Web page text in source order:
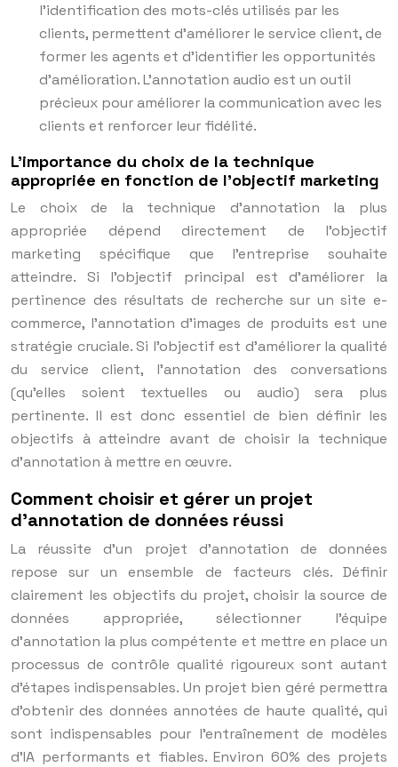
l’identification des mots-clés utilisés par les
clients, permettent d’améliorer le service client, de
former les agents et d’identifier les opportunités
d’amélioration. L’annotation audio est un outil
précieux pour améliorer la communication avec les
clients et renforcer leur fidélité.
L’importance du choix de la technique
appropriée en fonction de l’objectif marketing
Le choix de la technique d’annotation la plus
appropriée dépend directement de l’objectif
marketing spécifique que l’entreprise souhaite
atteindre. Si l’objectif principal est d’améliorer la
pertinence des résultats de recherche sur un site e-
commerce, l’annotation d’images de produits est une
stratégie cruciale. Si l’objectif est d’améliorer la qualité
du service client, l’annotation des conversations
(qu’elles soient textuelles ou audio) sera plus
pertinente. Il est donc essentiel de bien définir les
objectifs à atteindre avant de choisir la technique
d’annotation à mettre en œuvre.
Comment choisir et gérer un projet
d’annotation de données réussi
La réussite d’un projet d’annotation de données
repose sur un ensemble de facteurs clés. Définir
clairement les objectifs du projet, choisir la source de
données appropriée, sélectionner l’équipe
d’annotation la plus compétente et mettre en place un
processus de contrôle qualité rigoureux sont autant
d’étapes indispensables. Un projet bien géré permettra
d’obtenir des données annotées de haute qualité, qui
sont indispensables pour l’entraînement de modèles
d’IA performants et fiables. Environ 60% des projets